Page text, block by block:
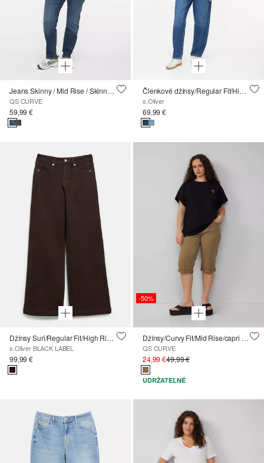
Jeans Skinny / Mid Rise / Skinny Leg
QS CURVE
59,99 €
Členkové džínsy/Regular Fit/High Rise/Barrel Leg
s.Oliver
69,99 €
Džínsy Suri/Regular Fit/High Rise/Wide Leg/s ozdobným gombíkom
s.Oliver BLACK LABEL
99,99 €
-50%
Džínsy/Curvy Fit/Mid Rise/capri dĺžka
QS CURVE
24,99 €49,99 €
UDRŽATEĽNÉ